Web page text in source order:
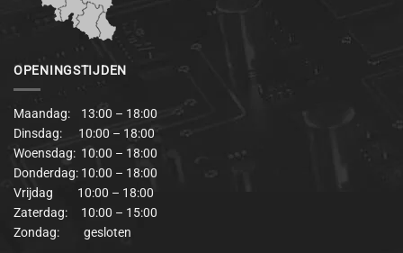
OPENINGSTIJDEN
Maandag: 13:00 – 18:00
Dinsdag: 10:00 – 18:00
Woensdag: 10:00 – 18:00
Donderdag: 10:00 – 18:00
Vrijdag 10:00 – 18:00
Zaterdag: 10:00 – 15:00
Zondag: gesloten